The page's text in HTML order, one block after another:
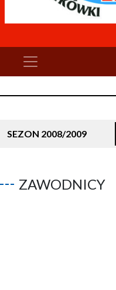
SEZON 2008/2009
ZAWODNICY